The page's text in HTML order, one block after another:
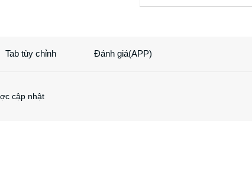
Tab tùy chỉnh Đánh giá(APP)
cập nhật